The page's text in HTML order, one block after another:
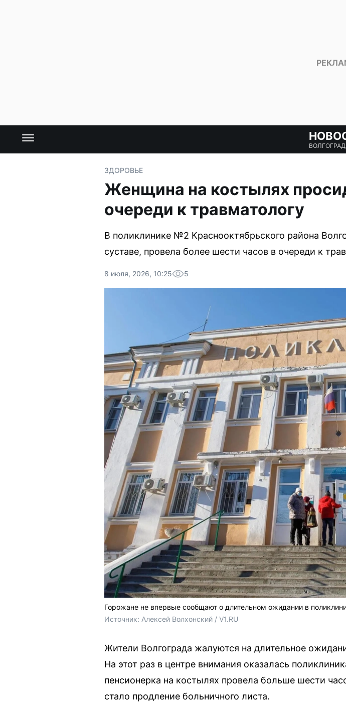
ЗДОРОВЬЕ
Женщина на костылях
очереди к травматологу
В поликлинике №2 Краснооктябрьского района
суставе, провела более шести часов в очереди к
8 июля, 2026, 10:25 5
Горожане не впервые сообщают о длительном ожидании в
Источник: Алексей Волхонский / V1.RU
Жители Волгограда жалуются на длительное
На этот раз в центре внимания оказалась
пенсионерка на костылях провела больше шести
стало продление больничного листа.